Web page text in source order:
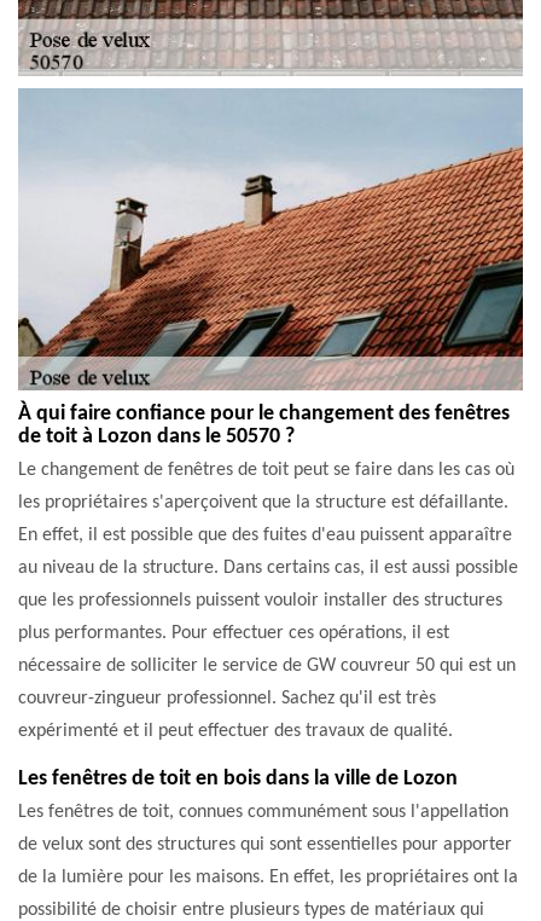
À qui faire confiance pour le changement des fenêtres
de toit à Lozon dans le 50570 ?
Le changement de fenêtres de toit peut se faire dans les cas où
les propriétaires s'aperçoivent que la structure est défaillante.
En effet, il est possible que des fuites d'eau puissent apparaître
au niveau de la structure. Dans certains cas, il est aussi possible
que les professionnels puissent vouloir installer des structures
plus performantes. Pour effectuer ces opérations, il est
nécessaire de solliciter le service de GW couvreur 50 qui est un
couvreur-zingueur professionnel. Sachez qu'il est très
expérimenté et il peut effectuer des travaux de qualité.
Les fenêtres de toit en bois dans la ville de Lozon
Les fenêtres de toit, connues communément sous l'appellation
de velux sont des structures qui sont essentielles pour apporter
de la lumière pour les maisons. En effet, les propriétaires ont la
possibilité de choisir entre plusieurs types de matériaux qui